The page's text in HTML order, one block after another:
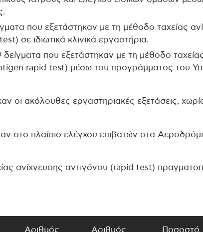
που εξετάστηκαν με τη μέθοδο ταχείας
σε ιδιωτικά κλινικά εργαστήρια.
που εξετάστηκαν με τη μέθοδο
rapid test) μέσω του προγράμματος του
οι ακόλουθες εργαστηριακές εξετάσεις,
στο πλαίσιο ελέγχου επιβατών στα
ανίχνευσης αντιγόνου (rapid test)
Αριθμός Αριθμός Ποσοστό